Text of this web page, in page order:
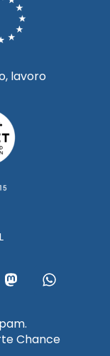
lavoro
M
a
o
d
W
h
a
Chance